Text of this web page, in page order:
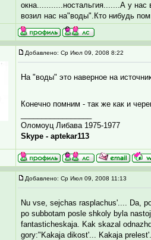
окна...........ностальгия.......А у
возил нас на"воды".Кто нибудь
Добавлено: Ср Июл 09, 2008 8:22
На "воды" это наверное на
Конечно помним - так же как и
Оломоуц Либава 1975-1977
Skype - aptekar113
Добавлено: Ср Июл 09, 2008 11:13
Nu vse, sejchas rasplachus'.... Da,
po subbotam posle shkoly byla
fantasticheskaja. Kak skazal
gory:"Kakaja dikost'... Kakaja